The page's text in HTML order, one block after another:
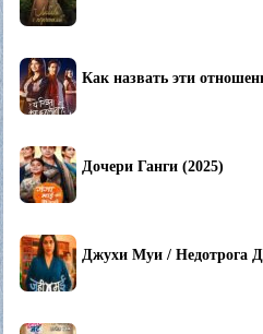
Как назвать эти
Дочери Ганги (2025)
Джухи Муи / Недотрога